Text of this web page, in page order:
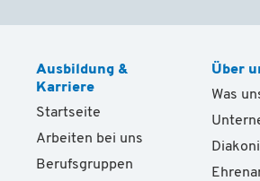
Ausbildung &
Karriere
Startseite
Arbeiten bei uns
Berufsgruppen
Über
Was